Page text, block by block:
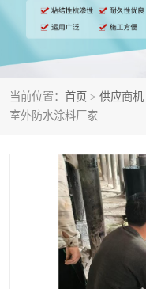
当前位置： 首页 > 供应商机
室外防水涂料厂家
乳化沥青防水涂料
非固化橡胶防水涂料